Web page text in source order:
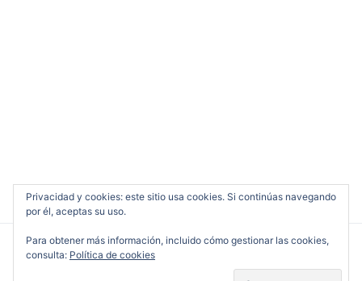
Privacidad y cookies: este sitio usa cookies. Si continúas navegando
por él, aceptas su uso.
Para obtener más información, incluido cómo gestionar las cookies,
consulta: Política de cookies